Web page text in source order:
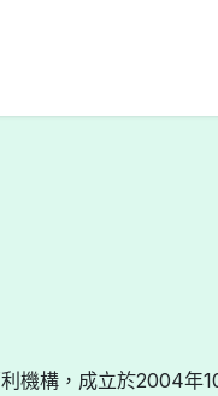
機構，成立於2004年